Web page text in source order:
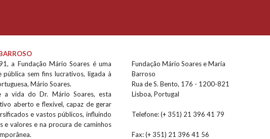
a Fundação Mário Soares é uma
sem fins lucrativos, ligada à
Mário Soares.
a vida do Dr. Mário Soares, esta
aberto e flexível, capaz de gerar
e vastos públicos, influindo
valores e na procura de caminhos
Fundação Mário Soares e Maria
Barroso
Rua de S. Bento, 176 - 1200-821
Lisboa, Portugal
Telefone: (+ 351) 21 396 41 79
Fax: (+ 351) 21 396 41 56